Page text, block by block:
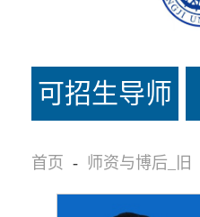
可招生导师
名单_旧
首页 - 师资与博后_旧